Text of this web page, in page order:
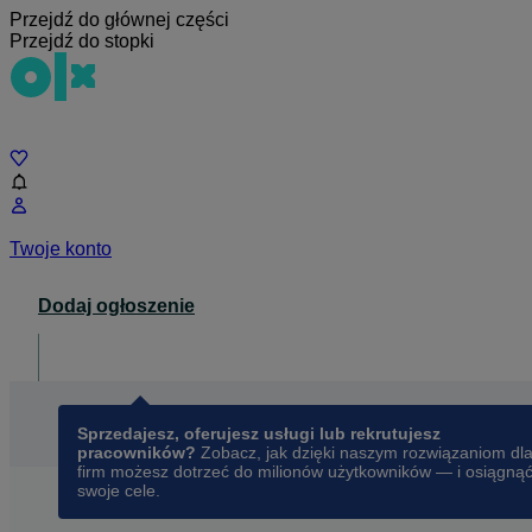
Przejdź do głównej części
Przejdź do stopki
Twoje konto
Dodaj ogłoszenie
Sprzedajesz, oferujesz usługi lub rekrutujesz
pracowników? Zobacz, jak dzięki naszym rozwiązaniom dla
firm możesz dotrzeć do milionów użytkowników — i osiągnąć
swoje cele.